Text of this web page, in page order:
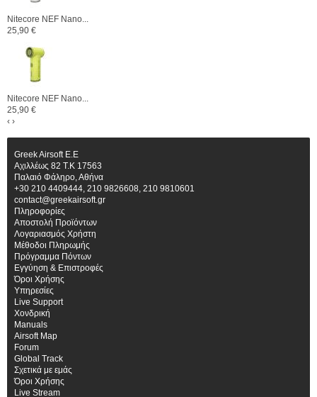
Nitecore NEF Nano...
25,90 €
Nitecore NEF Nano...
25,90 €
‹ ›
Greek Airsoft E.E
Αχιλλέως 82 Τ.Κ 17563
Παλαιό Φάληρο, Αθήνα
+30 210 4409444, 210 9826608, 210 9810601
contact@greekairsoft.gr
Πληροφορίες
Αποστολή Προϊόντων
Λογαριασμός Χρήστη
Μέθοδοι Πληρωμής
Πρόγραμμα Πόντων
Εγγύηση & Επιστροφές
Όροι Χρήσης
Υπηρεσίες
Live Support
Χονδρική
Manuals
Airsoft Map
Forum
Global Track
Σχετικά με εμάς
Όροι Χρήσης
Live Stream